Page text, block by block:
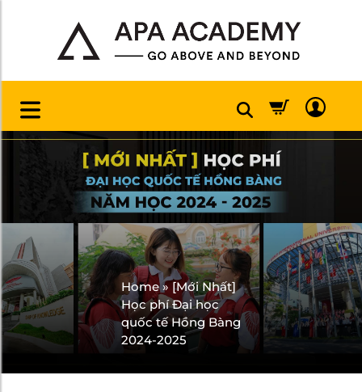
Home»[Mới Nhất]
Học phí Đại học
quốc tế Hồng Bàng
2024-2025